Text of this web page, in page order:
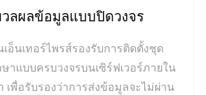
ลผลข้อมูลแบบปิดวงจร
อ็นเทอร์ไพรส์รองรับการติดตั้งชุด
าแบบครบวงจรบนเซิร์ฟเวอร์ภายใน
เพื่อรับรองว่าการส่งข้อมูลจะไม่ผ่าน